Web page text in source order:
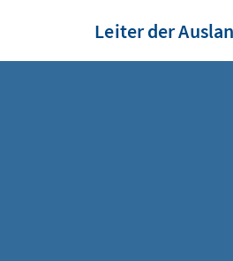
Leiter der